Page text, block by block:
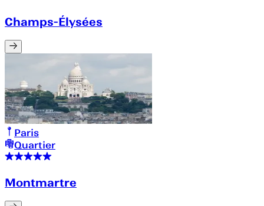
Champs-Élysées
Paris
Quartier
Montmartre